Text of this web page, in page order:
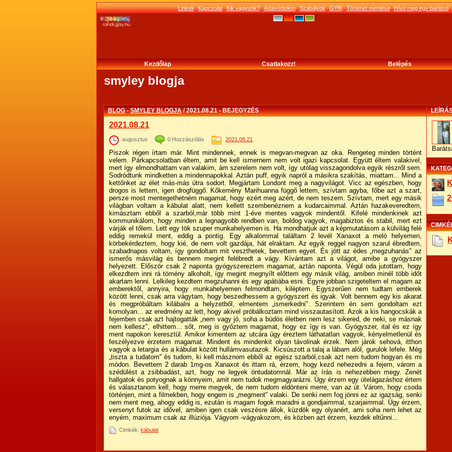
Linkek Kapcsolat Kik vagyunk? Adatvédelem Szabályok GYÍK Történet mentése Hívd meg egy barátod
Kezdőlap Csatlakozz! Belépés
smyley blogja
BLOG-SMYLEY BLOGJA/ 2021.08.21 - BEJEGYZÉS
2021.08.21
augusztus 0 Hozzászólás 2021.08.21
Piszok régen írtam már. Mint mindennek, ennek is megvan-megvan az oka. Rengeteg minden történt
velem. Párkapcsolatban éltem, amit be kell ismernem nem volt igazi kapcsolat. Együtt éltem valakivel,
mert így elmondhattam van valakim, ám szerelem nem volt, így utólag visszagondolva egyik részről sem.
Sodródtunk mindketten a mindennapokkal. Aztán puff, egyik napról a másikra szakítás, miattam... Mind a
kettőnket az élet más-más útra sodort. Megjártam Londont meg a nagyvilágot. Vicc az egészben, hogy
drogos is lettem, igen drogfüggő. Kőkemény Marihuanna függő lettem, szívtam agyba, főbe azt a szart,
persze most mentegethetném magamat, hogy ezért meg azért, de nem teszem. Szívtam, mert egy másik
világban voltam a kábulat alatt, nem kellett szembenéznem a kudarcaimmal. Aztán hazakeveredtem,
kimásztam ebből a szarból,már több mint 1-éve mentes vagyok mindentől. Kifelé mindenkinek azt
kommunikálom, hogy minden a legnagyobb rendben van, boldog vagyok, magabiztos és stabil, mert ezt
várják el tőlem. Lett egy tök szuper munkahelyemen is. Ha mondhatjuk azt a képmutatásom a külvilág felé
eddig remekül ment, eddig a pontig. Egy alkalommal találtam 2 levél Xanaxot a meló helyemen,
körbekérdeztem, hogy kié, de nem volt gazdája, hát elraktam. Az egyik reggel nagyon szarul ébredtem,
szabadnapos voltam, így gondoltam mit veszthetek, bevettem egyet. És jött az édes „megzuhanás" az
ismerős másvilág és bennem megint felébredt a vágy. Kívántam azt a világot, amibe a gyógyszer
helyezett. Először csak 2 naponta gyógyszereztem magamat, aztán naponta. Végül oda jutottam, hogy
elkezdtem inni rá tömény alkoholt, így megint megnyílt előttem egy másik világ, amiben minél több időt
akartam lenni. Lelkileg kezdtem megzuhanni és egy apátiába esni. Egyre jobban szigeteltem el magam az
emberektől, annyira, hogy munkahelyemen felmondtam, kiléptem. Egyszerűen nem tudtam emberek
között lenni, csak arra vágytam, hogy beszedhessem a gyógyszert és igyak. Volt bennem egy kis akarat
és megpróbáltam kilábalni a helyzetből, elmentem „ismerkedni". Szerintem én sem gondoltam ezt
komolyan... az eredmény az lett, hogy akivel próbálkoztam mind visszautasított. Azok a kis hangocskák a
fejemben csak azt hajtogatták „nem vagy jó, soha a büdös életben nem lesz sikered, de neki, se másnak
nem kellesz", elhittem... sőt, meg is győztem magamat, hogy ez így is van. Gyógyszer, ital és ez így
ment napokon keresztül. Amikor kimentem az utcára úgy éreztem láthatatlan vagyok, kényelmetlenül és
feszélyezve érzetem magamat. Mindent és mindenkit olyan távolinak érzek. Nem járok sehová, itthon
vagyok a letargia és a kábulat között hullámvasutazok. Kicsúszott a talaj a lábam alól, gurulok lefele. Még
„tiszta a tudatom" és tudom, ki kell másznom ebből az egész szarból,csak azt nem tudom hogyan és mi
módon. Bevettem 2 darab 1mg-os Xanaxot és ittam rá, érzem, hogy kezd nehezedni a fejem, várom a
szédülést a zsibbadást, azt, hogy ne legyek öntudatomnál. Már az írás is nehezebben megy. Zenét
hallgatok és potyognak a könnyeim, amit nem tudok megmagyarázni. Úgy érzem egy útelágazáshoz értem
és választanom kell, hogy merre megyek, de nem tudom eldönteni merre, van az út. Várom, hogy csoda
történjen, mint a filmekben, hogy engem is „megment" valaki. De senki nem fog jönni ez az igazság, senki
nem ment meg, ahogy eddig is, ezután is magam fogok maradni a gondjaimmal, szarjaimmal. Úgy érzem,
versenyt futok az idővel, amiben igen csak veszésre állok, küzdök egy olyanért, ami soha nem lehet az
enyém, maximum csak az illúziója. Vágyom -vágyakozom, és közben azt érzem, kezdek eltűnni...
Cimkék: kábulat